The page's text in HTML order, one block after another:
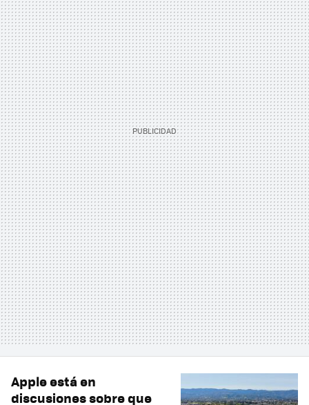
Apple está en
discusiones sobre que